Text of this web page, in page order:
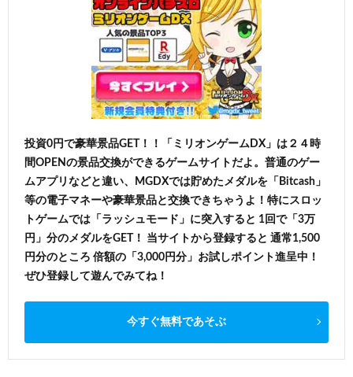
投資0円で豪華景品GET！！「ミリオンゲームDX」は２４時
間OPENの景品交換ができるゲームサイトだよ。普通のゲー
ムアプリなどと違い、MGDXでは貯めたメダルを「Bitcash」
等の電子マネーや豪華景品と交換できちゃうよ！特にスロッ
トゲームでは「ラッシュモード」に突入すると 1回で「3万
円」分のメダルをGET！ 当サイトから登録すると 通常1,500
円分のところ 倍額の「3,000円分」お試しポイント進呈中！
ぜひ登録して遊んでみてね！
今すぐ無料であそぶ